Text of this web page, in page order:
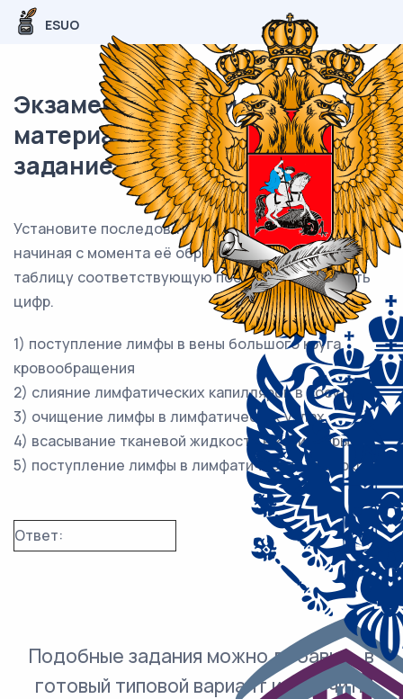
ESUO
Экзаменационный (типовой)
материал ЕГЭ / Биология / 16
задание (24) / 57
Установите последовательность движения лимфы,
начиная с момента её образования. Запишите в
таблицу соответствующую последовательность
цифр.
1) поступление лимфы в вены большого круга
кровообращения
2) слияние лимфатических капилляров в сосуды
3) очищение лимфы в лимфатических узлах
4) всасывание тканевой жидкости в капилляры
5) поступление лимфы в лимфатические протоки
Ответ:
Подобные задания можно добавить в
готовый типовой вариант и получить